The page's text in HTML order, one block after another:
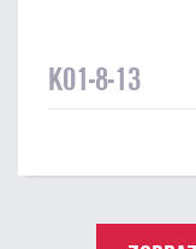
K01-8-13